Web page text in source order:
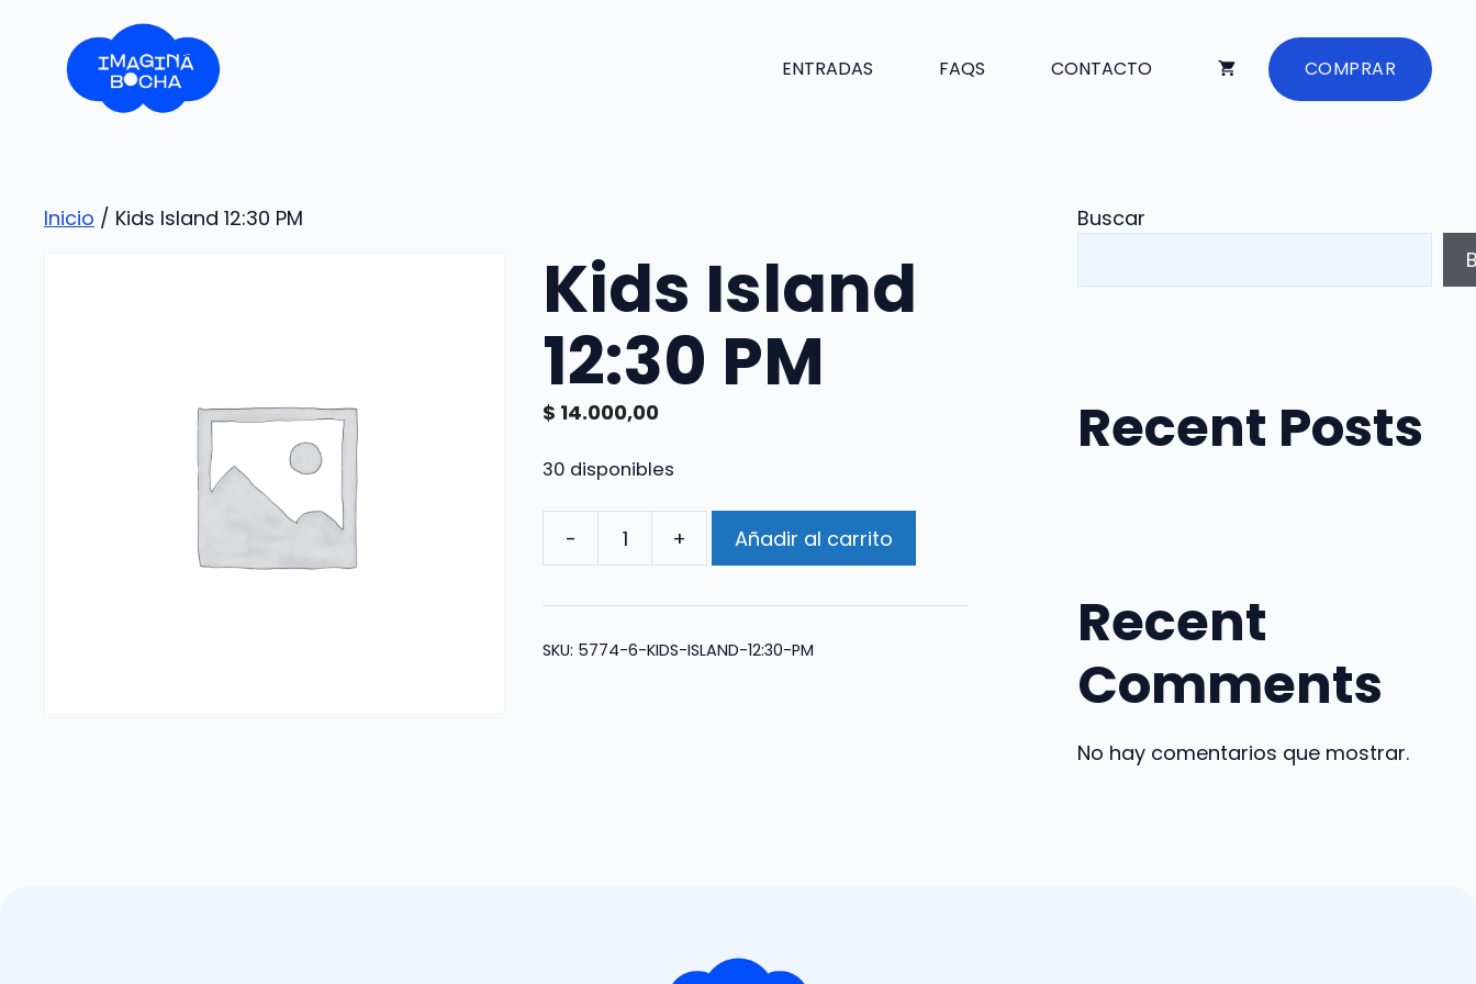
contenido
ENTRADAS FAQS CONTACTO COMPRAR
Inicio / Kids Island 12:30 PM
Kids Island
12:30 PM
$ 14.000,00
30 disponibles
-
12:30
PM
+ Añadir al carrito
SKU: 5774-6-KIDS-ISLAND-12:30-PM
Buscar
Recent Posts
Recent
Comments
No hay comentarios que mostrar.